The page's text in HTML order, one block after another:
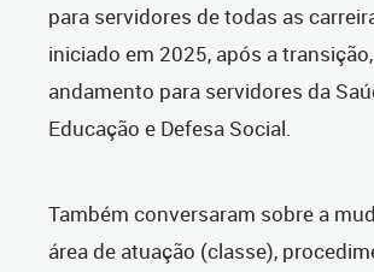
para servidores de todas as
iniciado em 2025, após a
andamento para servidores da
Educação e Defesa Social.
Também conversaram sobre a
área de atuação (classe),